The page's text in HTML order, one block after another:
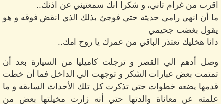
اقرب من غرام تاني، و شكرا انك سمعتيني عن اذنك..
ما أن انهي رامي حديثه حتي فوجئ بذلك الذي انقض فوقه و هو
يقول بغضب جحيمي
دانا هخليك تعتذر الباقي من عمرك يا روح امك..
وصل أدهم الي القصر و ترجلت كاميليا من السيارة بعد أن
تمتمت بعض عبارات الشكر و توجهت الي الداخل فما أن خطت
قدمها يضعه خطوات حتي تذكرت كل تلك الأحداث السابقه و ما
علمته عن معاناة والدتها حتي أنه زارت مخيلتها بعض من